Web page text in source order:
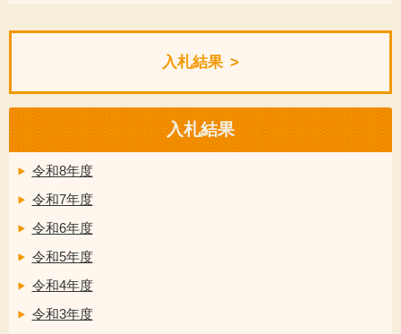
入札結果
入札結果
令和8年度
令和7年度
令和6年度
令和5年度
令和4年度
令和3年度